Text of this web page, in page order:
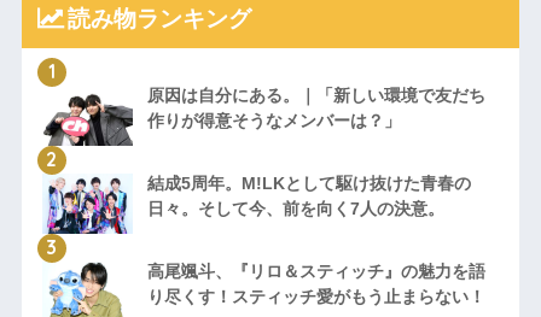
読み物ランキング
原因は自分にある。｜「新しい環境で友だち
作りが得意そうなメンバーは？」
結成5周年。M!LKとして駆け抜けた青春の
日々。そして今、前を向く7人の決意。
高尾颯斗、『リロ＆スティッチ』の魅力を語
り尽くす！スティッチ愛がもう止まらない！